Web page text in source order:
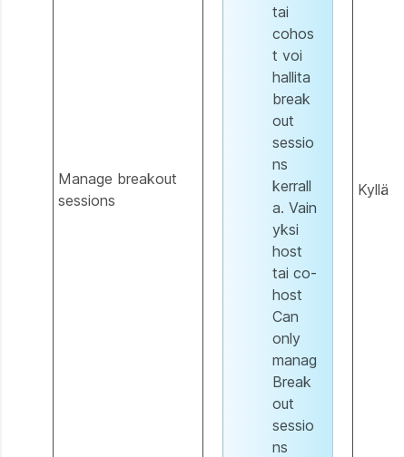
Manage breakout
sessions
tai
cohos
t voi
hallita
break
out
sessio
ns
kerrall
a. Vain
yksi
host
tai co-
host
Can
only
manag
Break
out
sessio
ns
Kyllä